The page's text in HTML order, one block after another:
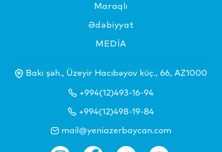
Maraqlı
Ədəbiyyat
MEDİA
Bakı şəh., Üzeyir Hacıbəyov küç., 66, AZ1000
+994(12)493-16-94
+994(12)498-19-84
mail@yeniazerbaycan.com